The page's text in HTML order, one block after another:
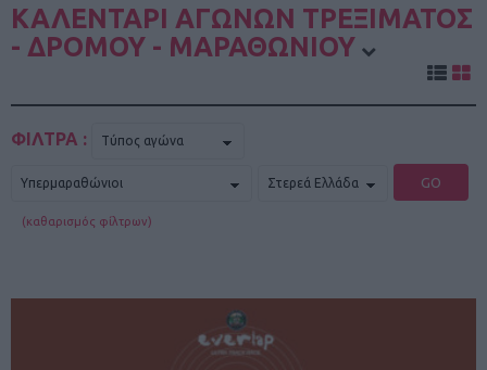
ΚΑΛΕΝΤΑΡΙ ΑΓΩΝΩΝ ΤΡΕΞΙΜΑΤΟΣ
- ΔΡΟΜΟΥ - ΜΑΡΑΘΩΝΙΟΥ
ΦΙΛΤΡΑ :
GO
(καθαρισμός φίλτρων)